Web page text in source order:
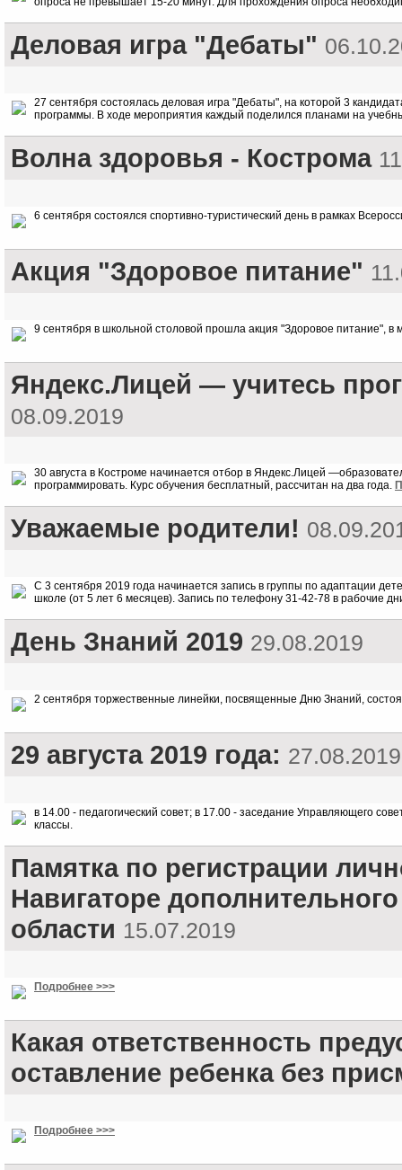
Деловая игра "Дебаты"
27 сентября состоялась деловая игра "Дебаты", на которой 3
программы. В ходе мероприятия каждый поделился планами на
Волна здоровья - Кострома
6 сентября состоялся спортивно-туристический день в рамках
Акция "Здоровое питание"
9 сентября в школьной столовой прошла акция "Здоровое питание",
Яндекс.Лицей — учитесь
08.09.2019
30 августа в Костроме начинается отбор в Яндекс.Лицей
программировать. Курс обучения бесплатный, рассчитан на два года.
Уважаемые родители!
С 3 сентября 2019 года начинается запись в группы по адаптации
школе (от 5 лет 6 месяцев). Запись по телефону 31-42-78 в рабочие
День Знаний 2019 29.08.2019
2 сентября торжественные линейки, посвященные Дню Знаний,
29 августа 2019 года: 27.08.2019
в 14.00 - педагогический совет; в 17.00 - заседание Управляющего
классы.
Памятка по регистрации
Навигаторе
области 15.07.2019
Подробнее >>>
Какая ответственность
оставление ребенка без
Подробнее >>>